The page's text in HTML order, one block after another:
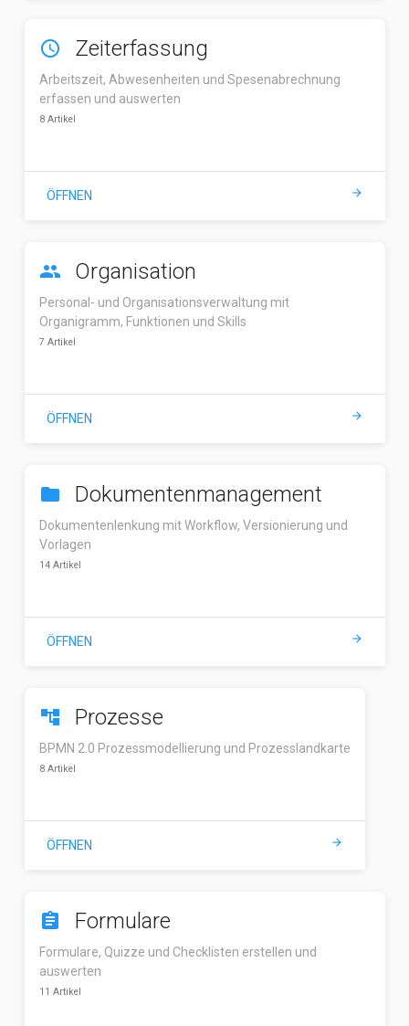
access_time Zeiterfassung
Arbeitszeit, Abwesenheiten und Spesenabrechnung
erfassen und auswerten
8 Artikel
ÖFFNEN arrow_forward
people Organisation
Personal- und Organisationsverwaltung mit
Organigramm, Funktionen und Skills
7 Artikel
ÖFFNEN arrow_forward
folder Dokumentenmanagement
Dokumentenlenkung mit Workflow, Versionierung und
Vorlagen
14 Artikel
ÖFFNEN arrow_forward
account_tree Prozesse
BPMN 2.0 Prozessmodellierung und Prozesslandkarte
8 Artikel
ÖFFNEN arrow_forward
assignment Formulare
Formulare, Quizze und Checklisten erstellen und
auswerten
11 Artikel